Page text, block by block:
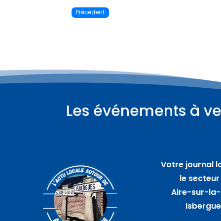
Précédent
Les événements à
Bar de plein air avec A
travers champs – SAINT
AUGUSTIN
Votre journal
le
Aire-sur-